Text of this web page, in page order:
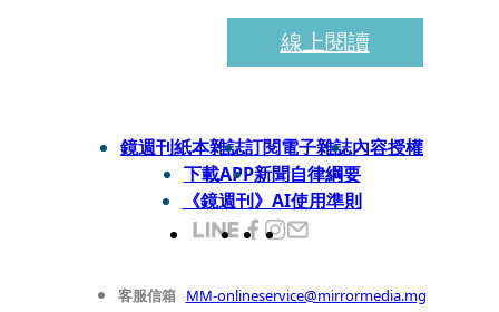
線上閱讀
鏡週刊紙本雜誌訂閱電子雜誌內容授權
下載APP新聞自律綱要
《鏡週刊》AI使用準則
客服信箱 MM-onlineservice@mirrormedia.mg